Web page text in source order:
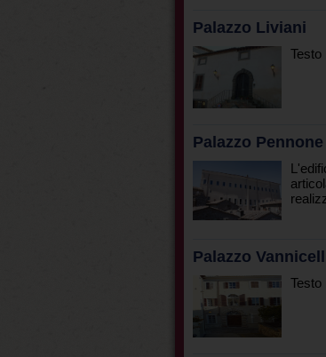
Palazzo Liviani
Testo
Palazzo Pennone
Palazzo
Testo